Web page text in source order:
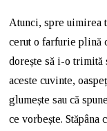
Atunci, spre uimirea
cerut o farfurie plină
dorește să i-o trimită
aceste cuvinte,
glumește sau că
ce vorbește. Stăpâna